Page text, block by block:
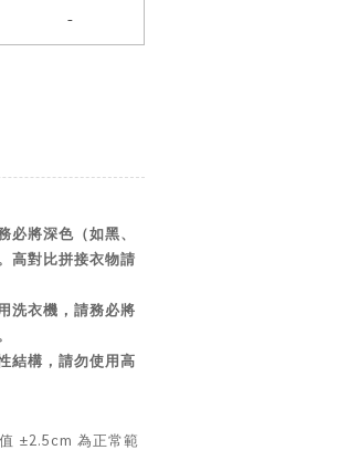
-
必將深色（如黑、
高對比拼接衣物請
洗衣機，請務必將
結構，請勿使用高
±2.5cm 為正常範